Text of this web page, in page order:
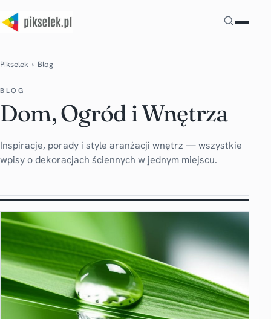
Szukaj
Pikselek › Blog
BLOG
Dom, Ogród i Wnętrza
Inspiracje, porady i style aranżacji wnętrz — wszystkie
wpisy o dekoracjach ściennych w jednym miejscu.